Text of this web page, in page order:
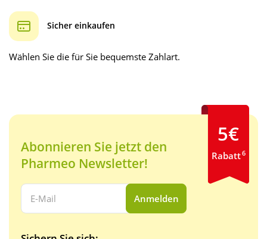
Sicher einkaufen
Wählen Sie die für Sie bequemste Zahlart.
Abonnieren Sie jetzt den
Pharmeo Newsletter!
Ihre E-Mail Adresse:
Anmelden
5€
Rabatt6